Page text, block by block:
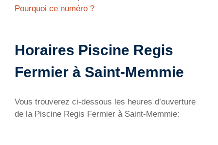
Pourquoi ce numéro ?
Horaires Piscine Regis
Fermier à Saint-Memmie
Vous trouverez ci-dessous les heures d’ouverture
de la Piscine Regis Fermier à Saint-Memmie: